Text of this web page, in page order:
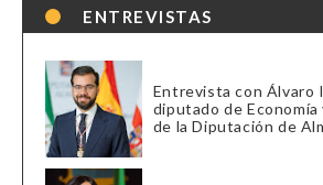
ENTREVISTAS
Entrevista con Álvaro
diputado de Economía
de la Diputación de